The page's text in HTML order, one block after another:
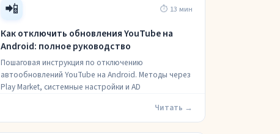
📲 ⏱ 13 мин
Как отключить обновления YouTube на
Android: полное руководство
Пошаговая инструкция по отключению
автообновлений YouTube на Android. Методы через
Play Market, системные настройки и AD
Читать →